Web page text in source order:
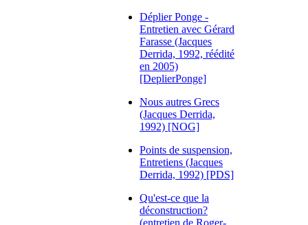
Déplier Ponge -
Entretien avec Gérard
Farasse (Jacques
Derrida, 1992, réédité
en 2005)
[DeplierPonge]
Nous autres Grecs
(Jacques Derrida,
1992) [NOG]
Points de suspension,
Entretiens (Jacques
Derrida, 1992) [PDS]
Qu'est-ce que la
déconstruction?
(entretien de Roger-